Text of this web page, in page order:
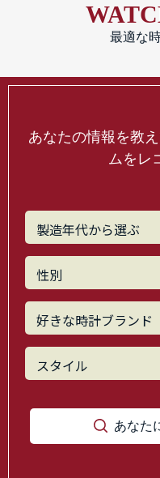
最適な
あなたの情報を教
ムをレ
あなた